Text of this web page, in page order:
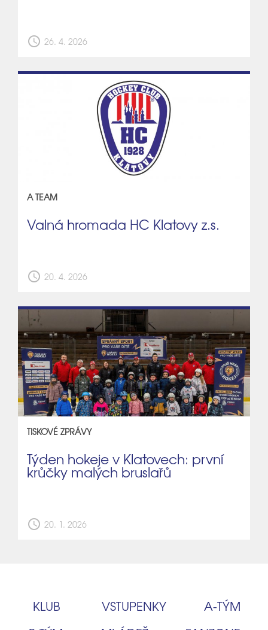
schedule 26. 4. 2026
A TEAM
Valná hromada HC Klatovy z.s.
schedule 20. 4. 2026
TISKOVÉ ZPRÁVY
Týden hokeje v Klatovech: první
krůčky malých bruslařů
schedule 20. 1. 2026
KLUB VSTUPENKY
A‑TÝM